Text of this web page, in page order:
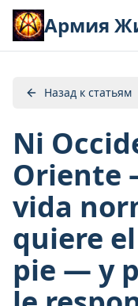
Армия
Назад к статьям
Ni
Oriente
vida
quiere
pie — y